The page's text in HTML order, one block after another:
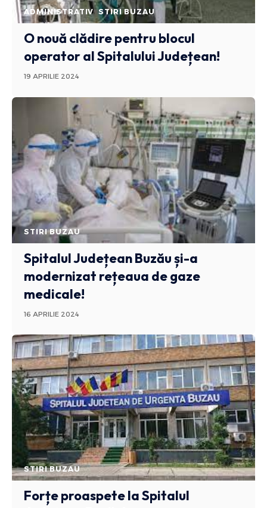
ADMINISTRATIV STIRI BUZAU
O nouă clădire pentru blocul
operator al Spitalului Județean!
19 APRILIE 2024
STIRI BUZAU
Spitalul Județean Buzău și-a
modernizat rețeaua de gaze
medicale!
16 APRILIE 2024
STIRI BUZAU
Forțe proaspete la Spitalul